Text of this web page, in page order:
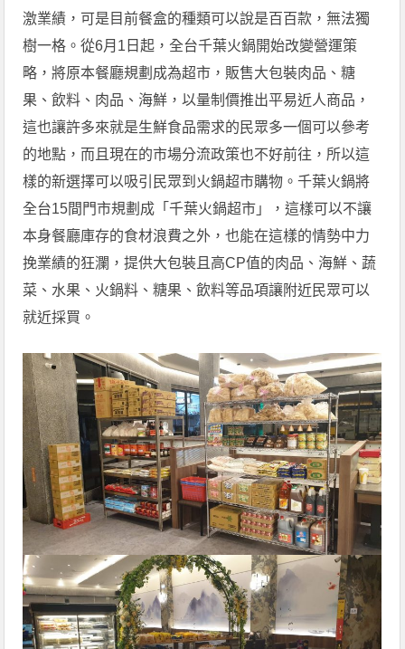
激業績，可是目前餐盒的種類可以說是百百款，無法獨
樹一格。從6月1日起，全台千葉火鍋開始改變營運策
略，將原本餐廳規劃成為超市，販售大包裝肉品、糖
果、飲料、肉品、海鮮，以量制價推出平易近人商品，
這也讓許多來就是生鮮食品需求的民眾多一個可以參考
的地點，而且現在的市場分流政策也不好前往，所以這
樣的新選擇可以吸引民眾到火鍋超市購物。千葉火鍋將
全台15間門市規劃成「千葉火鍋超市」，這樣可以不讓
本身餐廳庫存的食材浪費之外，也能在這樣的情勢中力
挽業績的狂瀾，提供大包裝且高CP值的肉品、海鮮、蔬
菜、水果、火鍋料、糖果、飲料等品項讓附近民眾可以
就近採買。